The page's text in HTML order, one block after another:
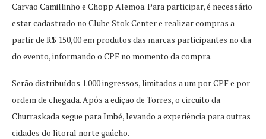
Carvão Camillinho e Chopp Alemoa. Para participar, é necessário
estar cadastrado no Clube Stok Center e realizar compras a
partir de R$ 150,00 em produtos das marcas participantes no dia
do evento, informando o CPF no momento da compra.
Serão distribuídos 1.000 ingressos, limitados a um por CPF e por
ordem de chegada. Após a edição de Torres, o circuito da
Churraskada segue para Imbé, levando a experiência para outras
cidades do litoral norte gaúcho.